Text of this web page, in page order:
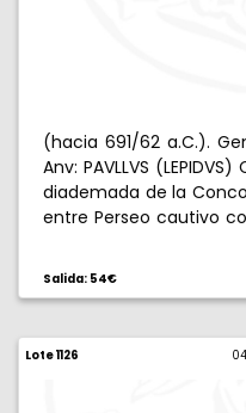
(hacia 691/62 a.C.).
Anv: PAVLLVS
diademada de la
entre Perseo cautivo
Salida: 54€
Lote 1126